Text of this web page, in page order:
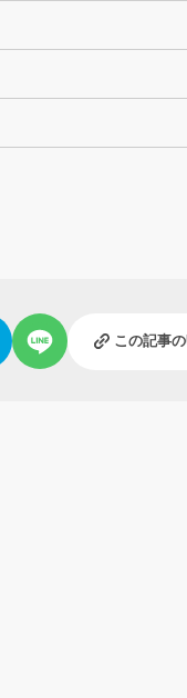
この記事